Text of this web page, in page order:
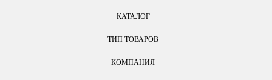
КАТАЛОГ
ТИП ТОВАРОВ
КОМПАНИЯ